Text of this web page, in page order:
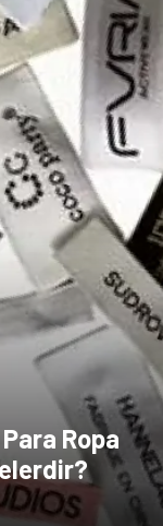
Ropa